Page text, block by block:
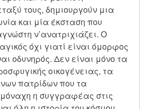
τους, δημιουργούν μια
και μία έκσταση που
ν’ανατριχιάζει. Ο
όχι γιατί είναι όμορφος
οδυνηρός. Δεν είναι μόνο τα
οικογένειας, τα
πατρίδων που τα
η συγγραφέας στις